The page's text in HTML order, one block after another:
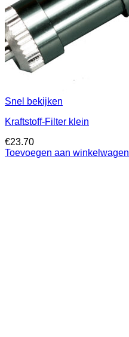
Snel bekijken
Kraftstoff-Filter klein
€23.70
Toevoegen aan winkelwagen